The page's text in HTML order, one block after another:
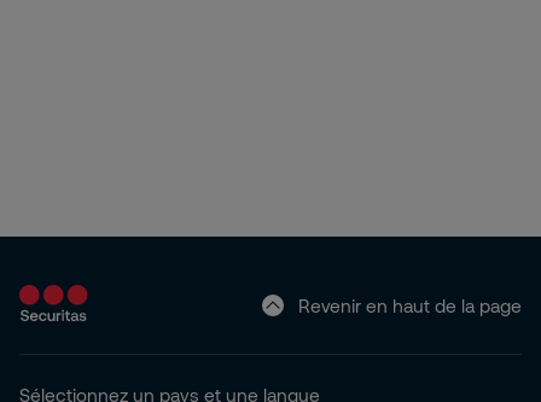
Revenir en haut de la page
Sélectionnez un pays et une langue